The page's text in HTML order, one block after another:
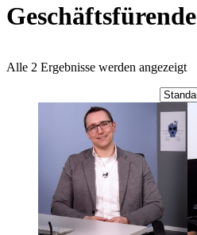
Geschäftsfürende
Alle 2 Ergebnisse werden angezeigt